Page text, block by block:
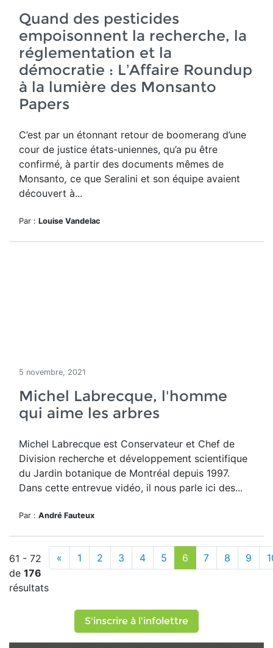
Quand des pesticides
empoisonnent la recherche, la
réglementation et la
démocratie : L’Affaire Roundup
à la lumière des Monsanto
Papers
C’est par un étonnant retour de boomerang d’une
cour de justice états-uniennes, qu’a pu être
confirmé, à partir des documents mêmes de
Monsanto, ce que Seralini et son équipe avaient
découvert à...
Par : Louise Vandelac
5 novembre, 2021
Michel Labrecque, l'homme
qui aime les arbres
Michel Labrecque est Conservateur et Chef de
Division recherche et développement scientifique
du Jardin botanique de Montréal depuis 1997.
Dans cette entrevue vidéo, il nous parle ici des...
Par : André Fauteux
61 - 72
de 176
résultats
« 1 2 3 4 5 6 7 8 9
S'inscrire à l'infolettre